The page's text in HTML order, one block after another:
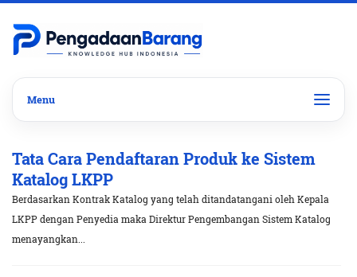
Tata Cara Pendaftaran Produk ke Sistem
Katalog LKPP
Berdasarkan Kontrak Katalog yang telah ditandatangani oleh Kepala
LKPP dengan Penyedia maka Direktur Pengembangan Sistem Katalog
menayangkan...